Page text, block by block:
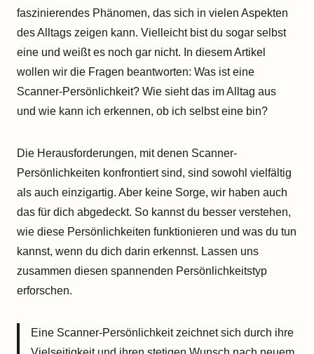
faszinierendes Phänomen, das sich in vielen Aspekten
des Alltags zeigen kann. Vielleicht bist du sogar selbst
eine und weißt es noch gar nicht. In diesem Artikel
wollen wir die Fragen beantworten: Was ist eine
Scanner-Persönlichkeit? Wie sieht das im Alltag aus
und wie kann ich erkennen, ob ich selbst eine bin?
Die Herausforderungen, mit denen Scanner-
Persönlichkeiten konfrontiert sind, sind sowohl vielfältig
als auch einzigartig. Aber keine Sorge, wir haben auch
das für dich abgedeckt. So kannst du besser verstehen,
wie diese Persönlichkeiten funktionieren und was du tun
kannst, wenn du dich darin erkennst. Lassen uns
zusammen diesen spannenden Persönlichkeitstyp
erforschen.
Eine Scanner-Persönlichkeit zeichnet sich durch ihre